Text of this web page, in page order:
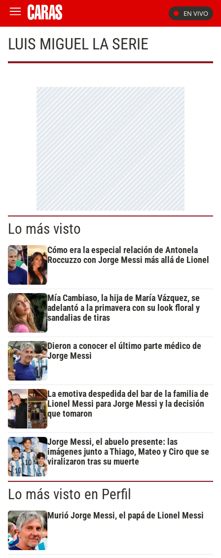
EN VIVO
LUIS MIGUEL LA SERIE
Lo más visto
Cómo era la especial relación de Antonela
Roccuzzo con Jorge Messi más allá de Lionel
Mía Cambiaso, la hija de María Vázquez, se
adelantó a la primavera con su look floral y
sandalias de tiras
Dieron a conocer el último parte médico de
Jorge Messi
La emotiva despedida del bar de la familia de
Lionel Messi para Jorge Messi y la decisión
que tomaron
Jorge Messi, el abuelo presente: las
imágenes junto a Thiago, Mateo y Ciro que se
viralizaron tras su muerte
Lo más visto en Perfil
Murió Jorge Messi, el papá de Lionel Messi